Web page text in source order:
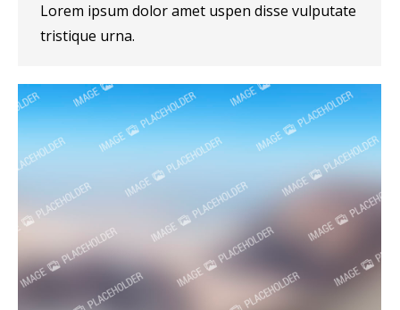
Lorem ipsum dolor amet uspen disse vulputate
tristique urna.